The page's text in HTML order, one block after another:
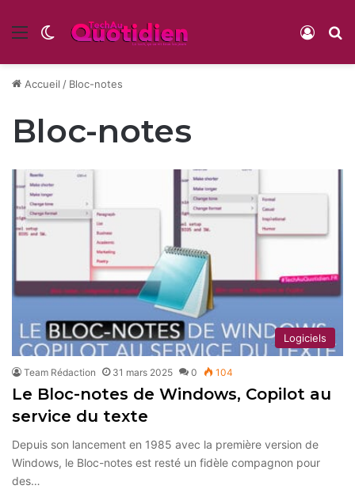
Menu Switch skin
Accueil / Bloc-notes
Bloc-notes
Logiciels
Team Rédaction 31 mars 2025 0 104
Le Bloc-notes de Windows, Copilot au
service du texte
Depuis son lancement en 1985 avec la première version de
Windows, le Bloc-notes est resté un fidèle compagnon pour
des…